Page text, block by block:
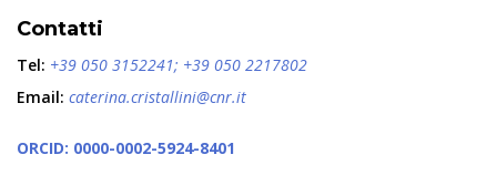
Contatti
Tel: +39 050 3152241; +39 050 2217802
Email: caterina.cristallini@cnr.it
ORCID: 0000-0002-5924-8401